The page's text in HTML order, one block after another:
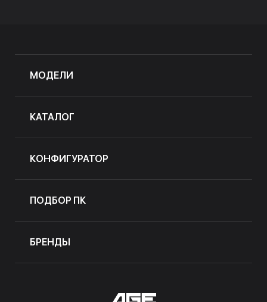
МОДЕЛИ
КАТАЛОГ
КОНФИГУРАТОР
ПОДБОР ПК
БРЕНДЫ